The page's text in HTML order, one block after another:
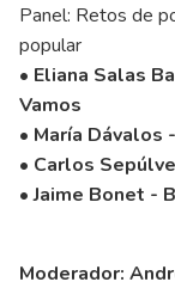
Panel: Retos de
popular
• Eliana Salas
Vamos
• María Dávalos
• Carlos
• Jaime Bonet -
Moderador: